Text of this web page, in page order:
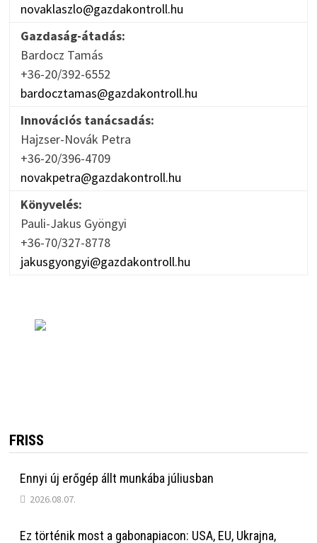
novaklaszlo@gazdakontroll.hu
Gazdaság-átadás:
Bardocz Tamás
+36-20/392-6552
bardocztamas@gazdakontroll.hu
Innovációs tanácsadás:
Hajzser-Novák Petra
+36-20/396-4709
novakpetra@gazdakontroll.hu
Könyvelés:
Pauli-Jakus Gyöngyi
+36-70/327-8778
jakusgyongyi@gazdakontroll.hu
FRISS
Ennyi új erőgép állt munkába júliusban
2026.08.07.
Ez történik most a gabonapiacon: USA, EU, Ukrajna,